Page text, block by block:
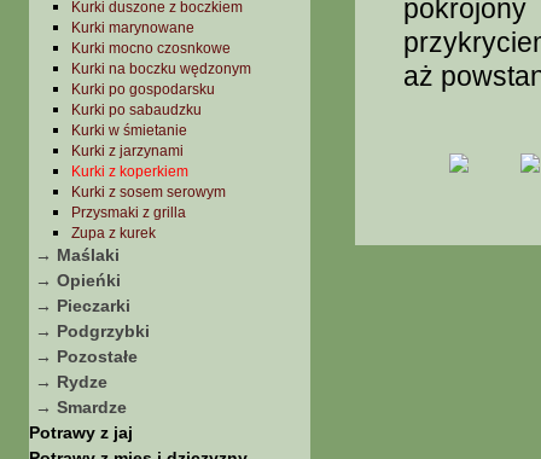
Kurki duszone z boczkiem
Kurki marynowane
Kurki mocno czosnkowe
Kurki na boczku wędzonym
Kurki po gospodarsku
Kurki po sabaudzku
Kurki w śmietanie
Kurki z jarzynami
Kurki z koperkiem
Kurki z sosem serowym
Przysmaki z grilla
Zupa z kurek
→ Maślaki
→ Opieńki
→ Pieczarki
→ Podgrzybki
→ Pozostałe
→ Rydze
→ Smardze
Potrawy z jaj
aż